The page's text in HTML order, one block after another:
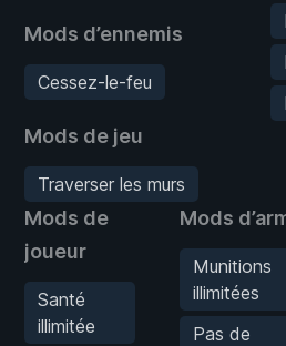
Mods d’ennemis
Cessez-le-feu
Mods de jeu
Traverser les murs
Mods de
joueur
Santé
illimitée
Mods
Munitions
illimitées
Pas de